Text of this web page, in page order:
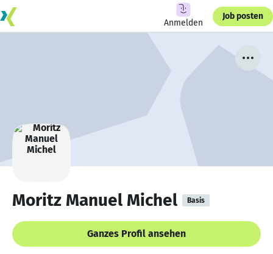
Anmelden
Job posten
Moritz Manuel Michel Basis
Ganzes Profil ansehen